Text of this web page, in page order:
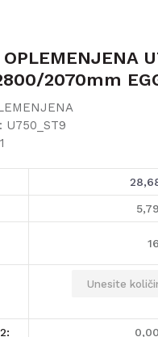
OPLEMENJENA
2070mm
U750_ST9